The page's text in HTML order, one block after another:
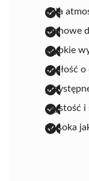
miła
fachowe
szybkie
dbałość
czystość i
wysoka